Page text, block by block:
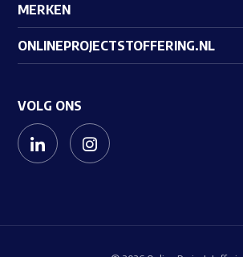
MERKEN
ONLINEPROJECTSTOFFERING.NL
VOLG ONS